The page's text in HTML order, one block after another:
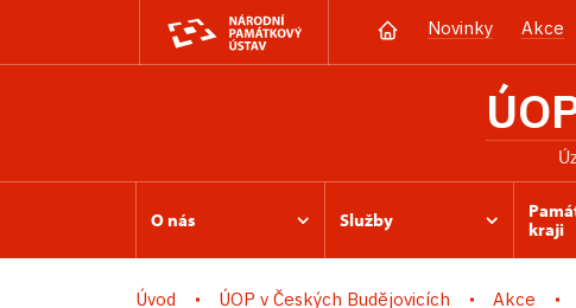
Novinky Akce
O nás Služby
kraji
Úvod ÚOP v Českých Budějovicích Akce